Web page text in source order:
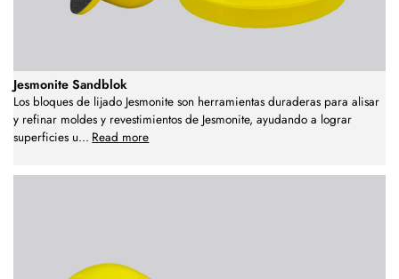
Jesmonite Sandblok
Los bloques de lijado Jesmonite son herramientas duraderas para alisar
y refinar moldes y revestimientos de Jesmonite, ayudando a lograr
superficies u... Read more